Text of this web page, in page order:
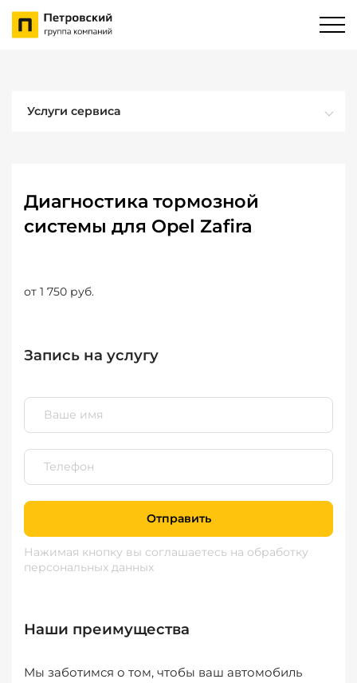
Услуги сервиса
Диагностика тормозной
системы для Opel Zafira
от 1 750 руб.
Запись на услугу
Отправить
Нажимая кнопку вы соглашаетесь на обработку
персональных данных
Наши преимущества
Мы заботимся о том, чтобы ваш автомобиль